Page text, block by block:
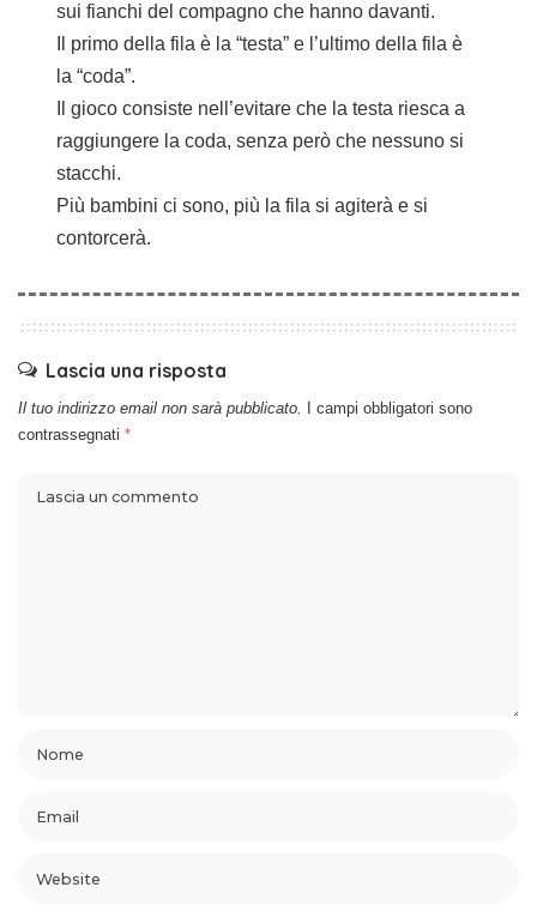
sui fianchi del compagno che hanno davanti.
Il primo della fila è la “testa” e l’ultimo della fila è
la “coda”.
Il gioco consiste nell’evitare che la testa riesca a
raggiungere la coda, senza però che nessuno si
stacchi.
Più bambini ci sono, più la fila si agiterà e si
contorcerà.
Lascia una risposta
Il tuo indirizzo email non sarà pubblicato.
I campi obbligatori sono
contrassegnati *